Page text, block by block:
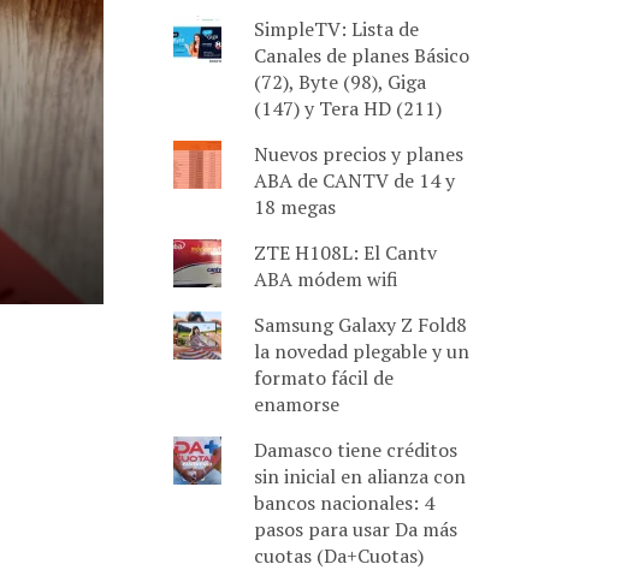
SimpleTV: Lista de
Canales de planes Básico
(72), Byte (98), Giga
(147) y Tera HD (211)
Nuevos precios y planes
ABA de CANTV de 14 y
18 megas
ZTE H108L: El Cantv
ABA módem wifi
Samsung Galaxy Z Fold8
la novedad plegable y un
formato fácil de
enamorse
Damasco tiene créditos
sin inicial en alianza con
bancos nacionales: 4
pasos para usar Da más
cuotas (Da+Cuotas)